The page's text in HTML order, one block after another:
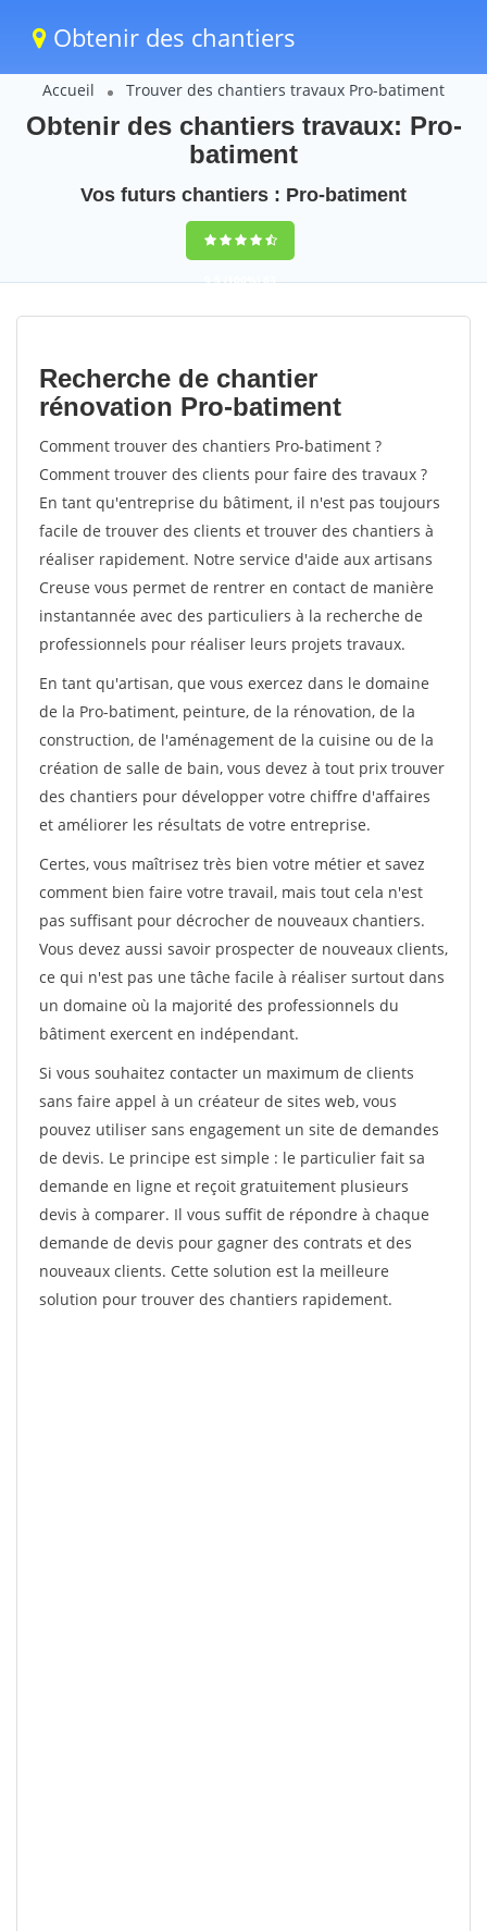
Obtenir des chantiers
Accueil Trouver des chantiers travaux Pro-batiment
Obtenir des chantiers travaux: Pro-
batiment
Vos futurs chantiers : Pro-batiment
9,5(100%)63
votes
Recherche de chantier
rénovation Pro-batiment
Comment trouver des chantiers Pro-batiment ?
Comment trouver des clients pour faire des travaux ?
En tant qu'entreprise du bâtiment, il n'est pas toujours
facile de trouver des clients et trouver des chantiers à
réaliser rapidement. Notre service d'aide aux artisans
Creuse vous permet de rentrer en contact de manière
instantannée avec des particuliers à la recherche de
professionnels pour réaliser leurs projets travaux.
En tant qu'artisan, que vous exercez dans le domaine
de la Pro-batiment, peinture, de la rénovation, de la
construction, de l'aménagement de la cuisine ou de la
création de salle de bain, vous devez à tout prix trouver
des chantiers pour développer votre chiffre d'affaires
et améliorer les résultats de votre entreprise.
Certes, vous maîtrisez très bien votre métier et savez
comment bien faire votre travail, mais tout cela n'est
pas suffisant pour décrocher de nouveaux chantiers.
Vous devez aussi savoir prospecter de nouveaux clients,
ce qui n'est pas une tâche facile à réaliser surtout dans
un domaine où la majorité des professionnels du
bâtiment exercent en indépendant.
Si vous souhaitez contacter un maximum de clients
sans faire appel à un créateur de sites web, vous
pouvez utiliser sans engagement un site de demandes
de devis. Le principe est simple : le particulier fait sa
demande en ligne et reçoit gratuitement plusieurs
devis à comparer. Il vous suffit de répondre à chaque
demande de devis pour gagner des contrats et des
nouveaux clients. Cette solution est la meilleure
solution pour trouver des chantiers rapidement.